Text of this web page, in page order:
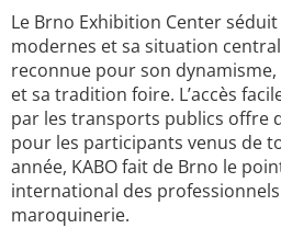
Le Brno Exhibition Center
modernes et sa situation
reconnue pour son
et sa tradition foire. L’accès
par les transports publics offre
pour les participants venus de
année, KABO fait de Brno le
international des
maroquinerie.